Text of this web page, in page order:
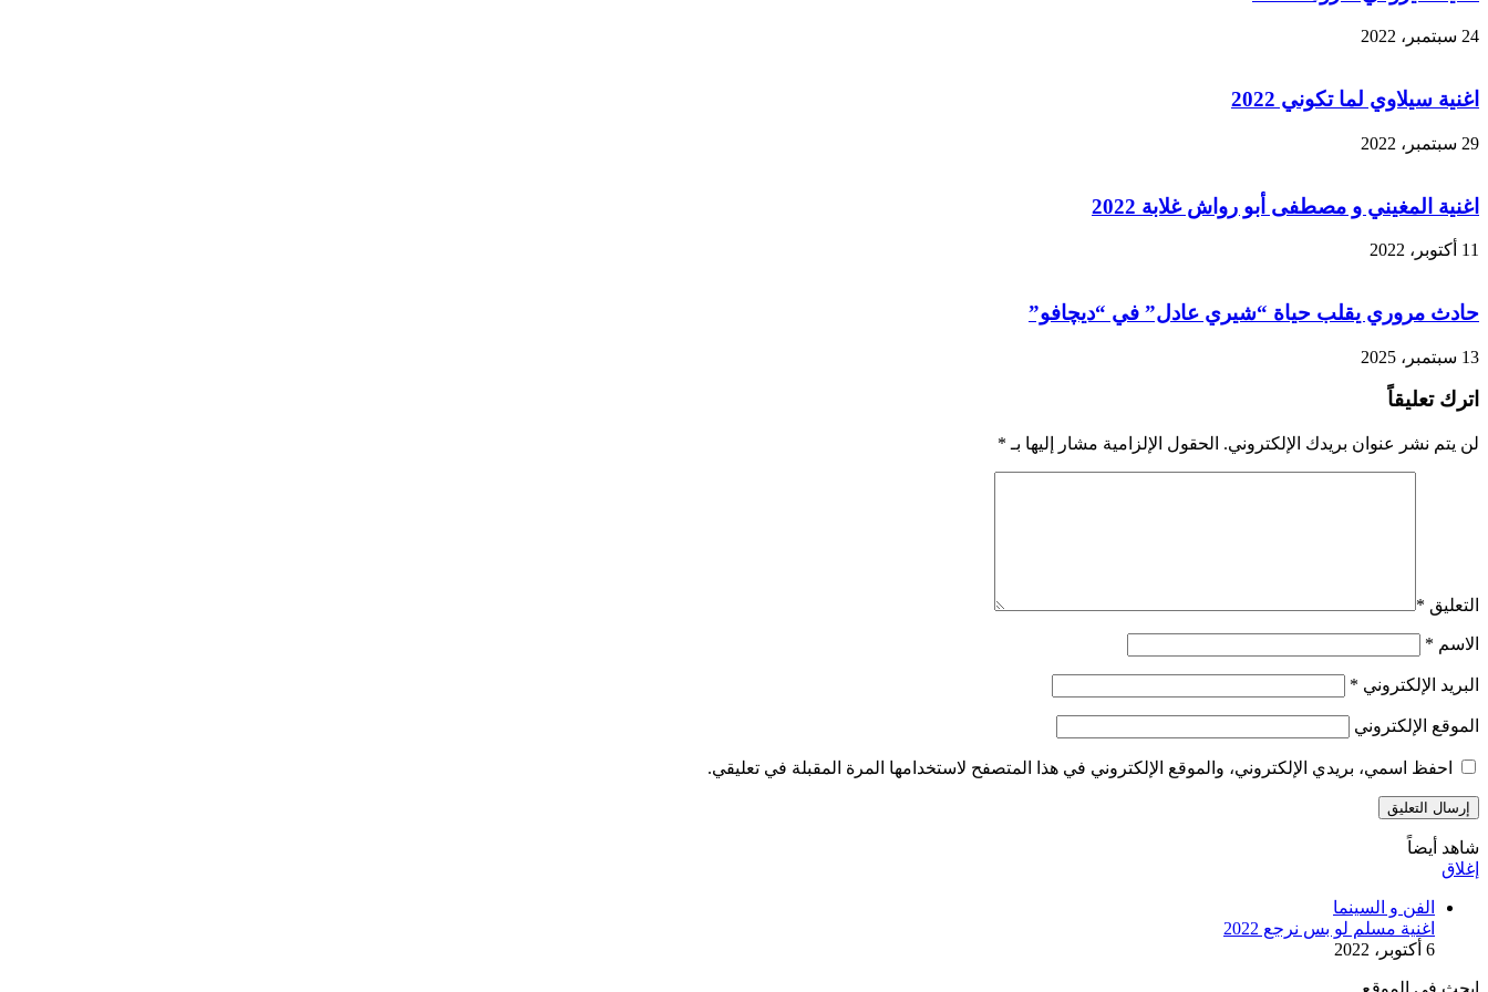
24 سبتمبر، 2022
اغنية سيلاوي لما تكوني 2022
29 سبتمبر، 2022
اغنية المغيني و مصطفى أبو رواش غلابة 2022
11 أكتوبر، 2022
حادث مروري يقلب حياة “شيري عادل” في “ديچافو”
13 سبتمبر، 2025
اترك تعليقاً
لن يتم نشر عنوان بريدك الإلكتروني. الحقول الإلزامية مشار إليها بـ *
التعليق *
الاسم *
البريد الإلكتروني *
الموقع الإلكتروني
احفظ اسمي، بريدي الإلكتروني، والموقع الإلكتروني في هذا المتصفح لاستخدامها المرة المقبلة في تعليقي.
شاهد أيضاً
إغلاق
الفن و السينما
اغنية مسلم لو بس نرجع 2022
6 أكتوبر، 2022